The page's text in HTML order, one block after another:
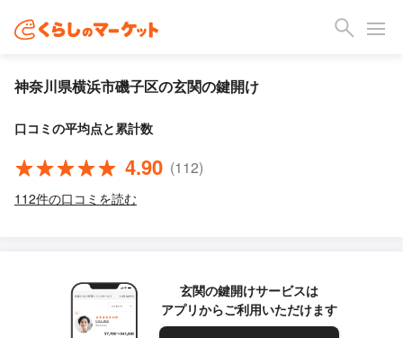
神奈川県横浜市磯子区の玄関の鍵開け
口コミの平均点と累計数
4.90 (112)
112件の口コミを読む
玄関の鍵開けサービスは
アプリからご利用いただけます